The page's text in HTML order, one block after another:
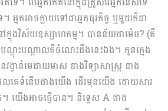
។ អ្នកអាចក្លាយទៅជាអ្នកធុរកិច្ច ឬមួយក៏ជា
ៅក្នុងវិស័យឧស្សាហកម្ម។ បានន័យថាម៉េច? (គឺ
រំបណ្តុះបណ្តាល​គឺចំណេះដឹងនេះឯង។ កូនក្មេង
វង្វាន់មេដាយមាស ខាងវិទ្យាសាស្ត្រ ខា​ង
គេទំនើបជាងយើង ដើរមុនយើង ដោយសារ
យើងអាចធ្វើបាន។ និទ្ទេស A ជាង